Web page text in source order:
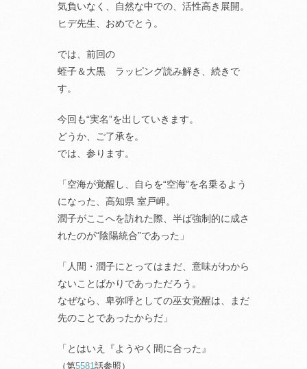
気負いなく、自然な中での、活性高き展開。
ヒデ先生、おめでとう。
では、前回の
蛭子＆大黒 ラッピング読み解き、続きで
す。
今回も“実名”を出していきます。
どうか、ご了承を。
では、参ります。
「空海が覚醒し、自らを“空海”を名乗るよう
になった、高知県 室戸岬。
潤子がここへを訪れた際、半ば強制的に成さ
れたのが“陰陽統合”であった」
「人間・潤子にとってはまだ、意味がわから
ないことばかりであっただろう。
なぜなら、卑弥呼としての巫女覚醒は、まだ
先のことであったからだ」
「とはいえ『ようやく間に合った』
（第5581話参照）